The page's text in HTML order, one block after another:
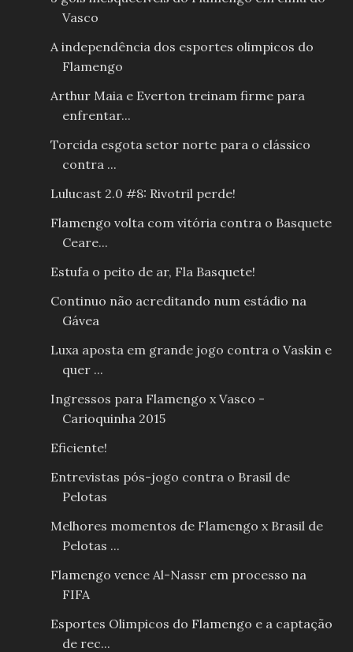
Vasco
A independência dos esportes olimpicos do
Flamengo
Arthur Maia e Everton treinam firme para
enfrentar...
Torcida esgota setor norte para o clássico
contra ...
Lulucast 2.0 #8: Rivotril perde!
Flamengo volta com vitória contra o Basquete
Ceare...
Estufa o peito de ar, Fla Basquete!
Continuo não acreditando num estádio na
Gávea
Luxa aposta em grande jogo contra o Vaskin e
quer ...
Ingressos para Flamengo x Vasco -
Carioquinha 2015
Eficiente!
Entrevistas pós-jogo contra o Brasil de
Pelotas
Melhores momentos de Flamengo x Brasil de
Pelotas ...
Flamengo vence Al-Nassr em processo na
FIFA
Esportes Olimpicos do Flamengo e a captação
de rec...